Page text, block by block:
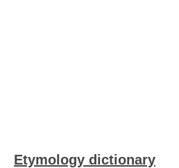
Etymology dictionary